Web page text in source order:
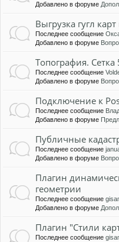
Добавлено в форуме
Выгрузка гугл
Последнее сообщение
Добавлено в форуме
Топография.
Последнее сообщение
Добавлено в форуме
Подключение к
Последнее сообщение
Добавлено в форуме
Публичные
Последнее сообщение
Добавлено в форуме
Плагин
геометрии
Последнее сообщение
Добавлено в форуме
Плагин "Стили
Последнее сообщение